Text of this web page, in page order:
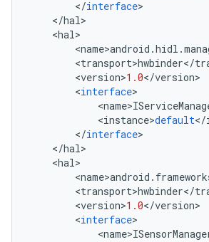
</interface>
</hal>
<hal>
<name>android .hidl .
<transport>hwbinder</
<version>1.0</version>
<interface>
<name>
<instance>default</
</interface>
</hal>
<hal>
<name>android .
<transport>hwbinder</
<version>1.0</version>
<interface>
<name>